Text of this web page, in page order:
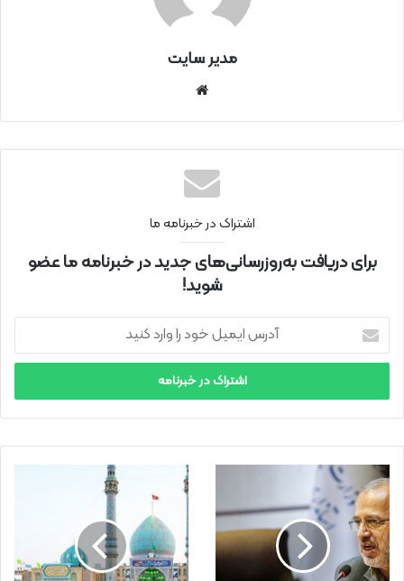
مدیر سایت
نتی
اشتراک در خبرنامه ما
برای دریافت به‌روزرسانی‌های جدید در خبرنامه ما عضو
شوید!
ر
ا
ی
ل
خ
و
د
ر
ا